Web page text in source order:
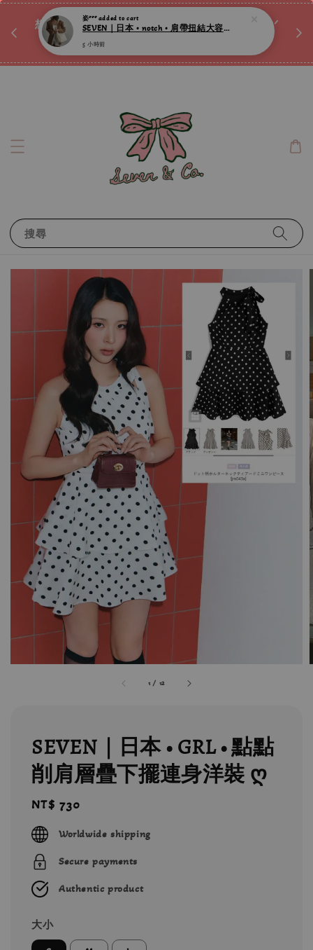
想訂製屬於自己的『水晶手鍊』嗎ꕀ♡ 私訊我們.ᐟ.ᐟ
📣Instagram 這邊按下去
搜尋
1 / 12
SEVEN｜日本 • GRL • 點點
削肩層疊下擺連身洋裝 ღ
Regular
price
NT$ 730
Worldwide shipping
Secure payments
Authentic product
大小
5 小時前